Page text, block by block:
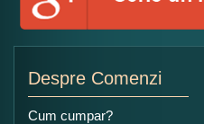
Despre Comenzi
Cum cumpar?